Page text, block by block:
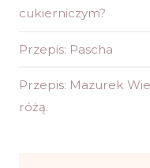
cukierniczym?
Przepis: Pascha
Przepis: Mazurek
różą.